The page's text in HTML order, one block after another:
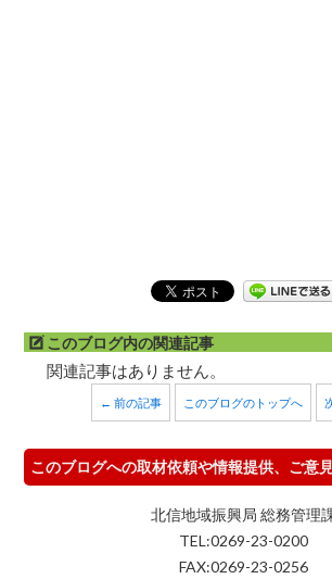
このブログ内の関連記事
関連記事はありません。
← 前の記事 このブログのトップへ
このブログへの取材依頼や情報提供、ご意
北信地域振興局 総務管理
TEL:0269-23-0200
FAX:0269-23-0256